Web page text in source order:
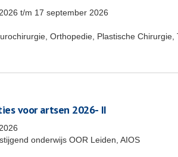
t/m 17 september 2026
Orthopedie, Plastische
voor artsen 2026- II
onderwijs OOR Leiden, AIOS